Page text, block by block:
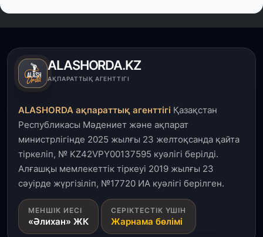
ALASHORDA.KZ
АҚПАРАТТЫҚ АГЕНТТІГІ
ALASHORDA ақпараттық агенттігі Қазақстан
Республикасы Мәдениет және ақпарат
министрлігінде 2025 жылғы 23 желтоқсанда қайта
тіркеліп, № KZ42VPY00137595 куәлігі берілді.
Алғашқы мемлекеттік тіркеуі 2019 жылғы 23
сәуірде жүргізіліп, №17720 ИА куәлігі берілген.
МЕНШІК ИЕСІ
«Әлихан» ЖК
СЕРІКТЕСТІК ҮШІН
Жарнама бөлімі